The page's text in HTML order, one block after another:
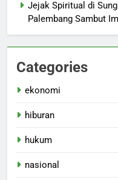
Jejak Spiritual di
Palembang Sambut
Categories
ekonomi
hiburan
hukum
nasional